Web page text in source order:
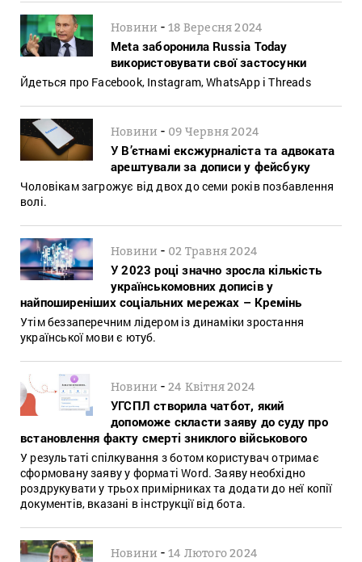
Новини -18 Вересня 2024
Meta заборонила Russia Today
використовувати свої застосунки
Йдеться про Facebook, Instagram, WhatsApp і Threads
Новини - 09 Червня 2024
У В’єтнамі ексжурналіста та адвоката
арештували за дописи у фейсбуку
Чоловікам загрожує від двох до семи років позбавлення
волі.
Новини - 02 Травня 2024
У 2023 році значно зросла кількість
українськомовних дописів у
найпоширеніших соціальних мережах – Кремінь
Утім беззаперечним лідером із динаміки зростання
української мови є ютуб.
Новини -24 Квітня 2024
УГСПЛ створила чатбот, який
допоможе скласти заяву до суду про
встановлення факту смерті зниклого військового
У результаті спілкування з ботом користувач отримає
сформовану заяву у форматі Word. Заяву необхідно
роздрукувати у трьох примірниках та додати до неї копії
документів, вказані в інструкції від бота.
Новини -14 Лютого 2024